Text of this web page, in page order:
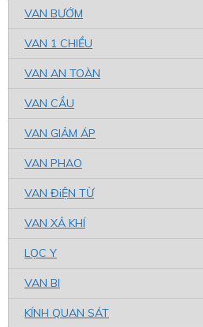
VAN BƯỚM
VAN 1 CHIỀU
VAN AN TOÀN
VAN CẦU
VAN GIẢM ÁP
VAN PHAO
VAN ĐiỆN TỪ
VAN XẢ KHÍ
LỌC Y
VAN BI
KÍNH QUAN SÁT